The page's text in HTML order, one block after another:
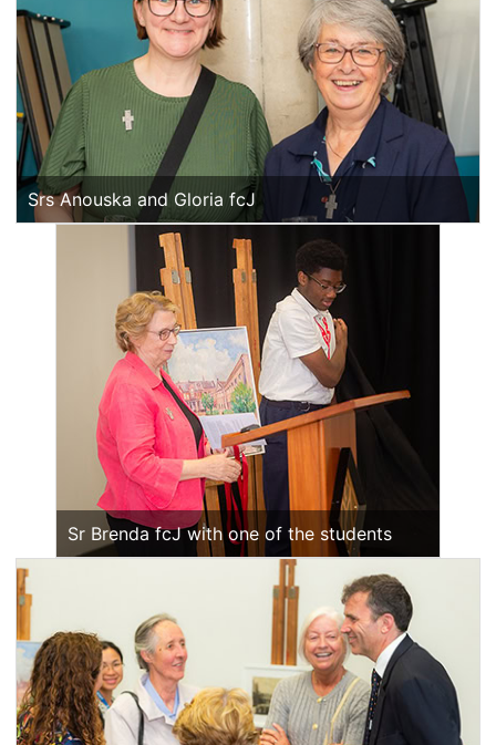
Srs Anouska and Gloria fcJ
Sr Brenda fcJ with one of the students